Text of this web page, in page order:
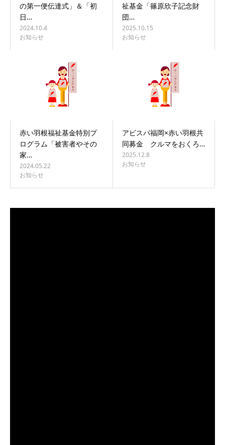
の第一便伝達式」＆「初
日…
2024.10.4
お知らせ
祉基金「篠原欣子記念財
団…
2025.10.15
お知らせ
赤い羽根福祉基金特別プ
ログラム「被害者やその
家…
2024.05.22
お知らせ
アビスパ福岡×赤い羽根共
同募金 クルマをおくろ…
2025.12.8
お知らせ